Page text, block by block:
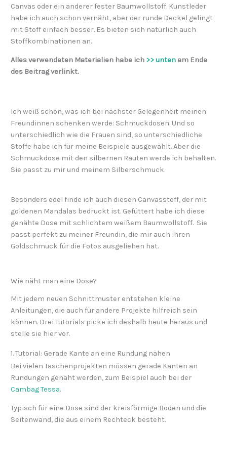
Canvas oder ein anderer fester Baumwollstoff. Kunstleder
habe ich auch schon vernäht, aber der runde Deckel gelingt
mit Stoff einfach besser. Es bieten sich natürlich auch
Stoffkombinationen an.
Alles verwendeten Materialien habe ich >> unten am Ende
des Beitrag verlinkt.
Ich weiß schon, was ich bei nächster Gelegenheit meinen
Freundinnen schenken werde: Schmuckdosen. Und so
unterschiedlich wie die Frauen sind, so unterschiedliche
Stoffe habe ich für meine Beispiele ausgewählt. Aber die
Schmuckdose mit den silbernen Rauten werde ich behalten.
Sie passt zu mir und meinem Silberschmuck.
Besonders edel finde ich auch diesen Canvasstoff, der mit
goldenen Mandalas bedruckt ist. Gefüttert habe ich diese
genähte Dose mit schlichtem weißem Baumwollstoff. Sie
passt perfekt zu meiner Freundin, die mir auch ihren
Goldschmuck für die Fotos ausgeliehen hat.
Wie näht man eine Dose?
Mit jedem neuen Schnittmuster entstehen kleine
Anleitungen, die auch für andere Projekte hilfreich sein
können. Drei Tutorials picke ich deshalb heute heraus und
stelle sie hier vor.
1. Tutorial: Gerade Kante an eine Rundung nähen
Bei vielen Taschenprojekten müssen gerade Kanten an
Rundungen genäht werden, zum Beispiel auch bei der
Cambag Tessa.
Typisch für eine Dose sind der kreisförmige Boden und die
Seitenwand, die aus einem Rechteck besteht.